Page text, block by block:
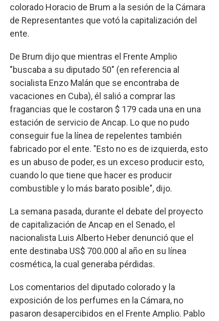
colorado Horacio de Brum a la sesión de la Cámara
de Representantes que votó la capitalización del
ente.
De Brum dijo que mientras el Frente Amplio
"buscaba a su diputado 50" (en referencia al
socialista Enzo Malán que se encontraba de
vacaciones en Cuba), él salió a comprar las
fragancias que le costaron $ 179 cada una en una
estación de servicio de Ancap. Lo que no pudo
conseguir fue la línea de repelentes también
fabricado por el ente. "Esto no es de izquierda, esto
es un abuso de poder, es un exceso producir esto,
cuando lo que tiene que hacer es producir
combustible y lo más barato posible", dijo.
La semana pasada, durante el debate del proyecto
de capitalización de Ancap en el Senado, el
nacionalista Luis Alberto Heber denunció que el
ente destinaba US$ 700.000 al año en su línea
cosmética, la cual generaba pérdidas.
Los comentarios del diputado colorado y la
exposición de los perfumes en la Cámara, no
pasaron desapercibidos en el Frente Amplio. Pablo